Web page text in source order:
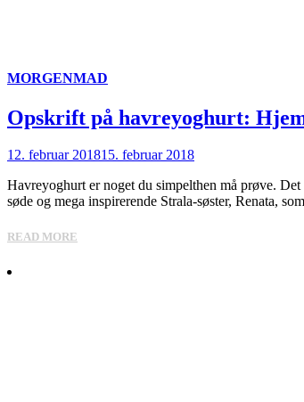
MORGENMAD
Opskrift på havreyoghurt:
12. februar 201815. februar 2018
Havreyoghurt er noget du simpelthen må prøve.
søde og mega inspirerende Strala-søster, Renata,
READ MORE